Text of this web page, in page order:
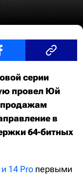
серии
провел Юй
в
64-битных
14 Pro первыми